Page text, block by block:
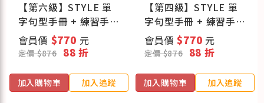
【第六級】STYLE 單
字句型手冊 + 練習手
冊 + Practice Test (C
版) + 兒童單字測驗本
會員價 $770 元
定價 $876 88 折
加入購物車 加入追蹤
【第四級】STYLE 單
字句型手冊 + 練習手
冊 + Practice Test (C
版) + 兒童單字測驗本
會員價$770 元
定價 $876 88 折
加入購物車 加入追蹤